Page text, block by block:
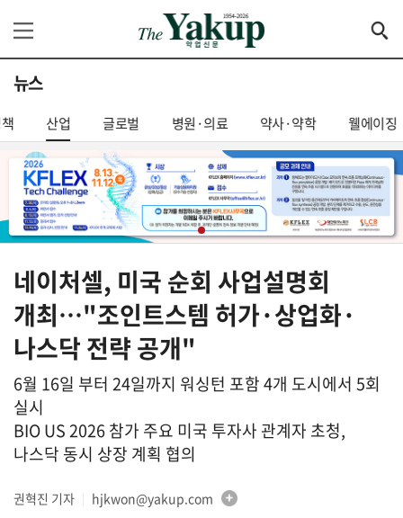
뉴스
산업 글로벌 병원·의료 약사·약학 웰에이징
네이처셀, 미국 순회 사업설명회
개최…"조인트스템 허가·상업화·
나스닥 전략 공개"
6월 16일 부터 24일까지 워싱턴 포함 4개 도시에서 5회
실시
BIO US 2026 참가 주요 미국 투자사 관계자 초청,
나스닥 동시 상장 계획 협의
권혁진 기자
hjkwon@yakup.com